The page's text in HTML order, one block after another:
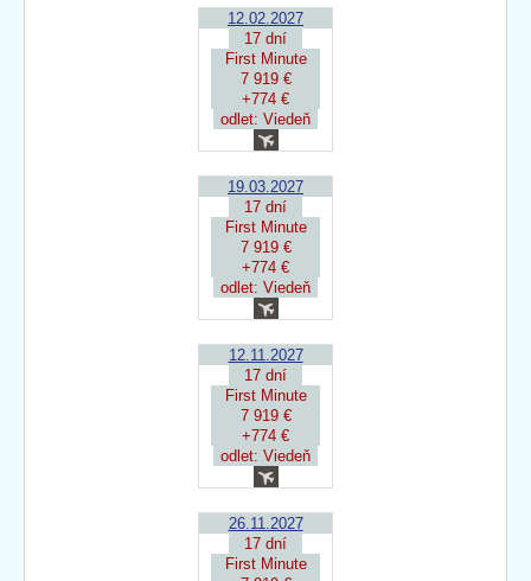
12.02.2027
17 dní
First Minute
7 919 €
+774 €
odlet: Viedeň
19.03.2027
17 dní
First Minute
7 919 €
+774 €
odlet: Viedeň
12.11.2027
17 dní
First Minute
7 919 €
+774 €
odlet: Viedeň
26.11.2027
17 dní
First Minute